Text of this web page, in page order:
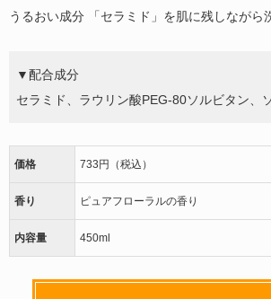
うるおい成分 「セラミド」を肌に残しながら
▼配合成分
セラミド、ラウリン酸PEG-80ソルビタン、
価格 733円（税込）
香り ピュアフローラルの香り
内容量 450ml